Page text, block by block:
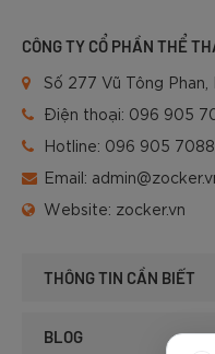
CÔNG TY CỔ PHẦN THỂ
Số 277 Vũ Tông
Điện thoại: 096 905
Hotline: 096 905 7088
Email:
Website: zocker.vn
THÔNG TIN CẦN BIẾT
BLOG